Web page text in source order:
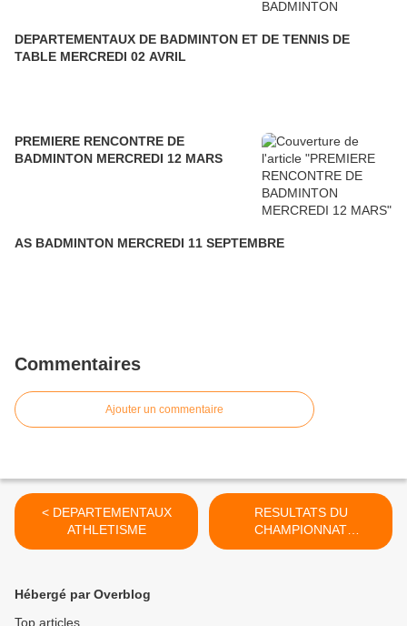
DEPARTEMENTAUX DE BADMINTON ET DE TENNIS DE
TABLE MERCREDI 02 AVRIL
PREMIERE RENCONTRE DE
BADMINTON MERCREDI 12 MARS
AS BADMINTON MERCREDI 11 SEPTEMBRE
Commentaires
Ajouter un commentaire
< DEPARTEMENTAUX
ATHLETISME
RESULTATS DU
CHAMPIONNAT
ACADEMIQUE DE
Hébergé par Overblog
Top articles